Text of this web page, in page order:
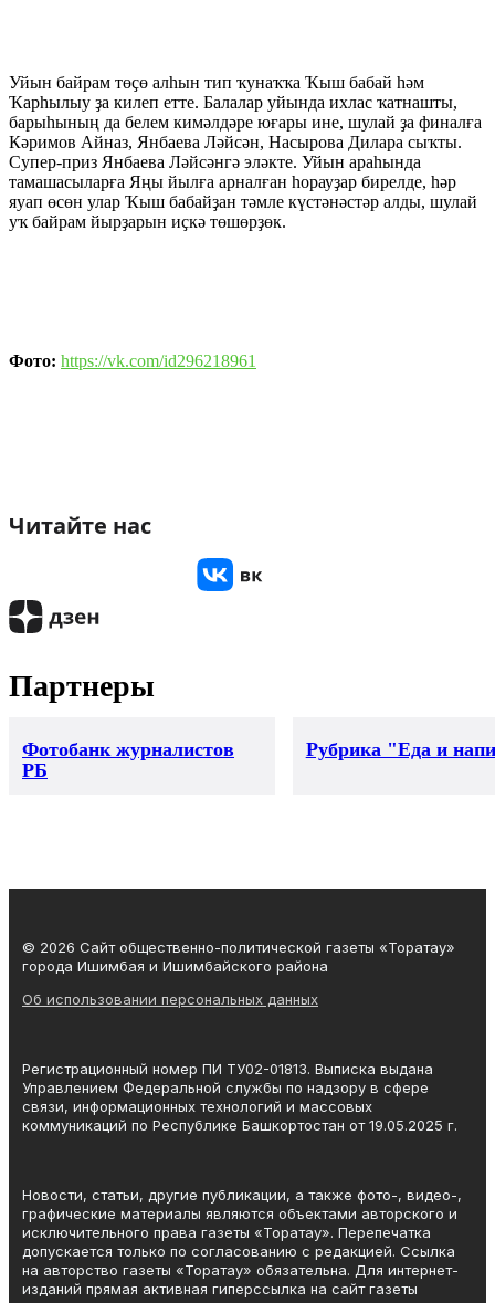
Уйын байрам төҫө алһын тип ҡунаҡҡа Ҡыш бабай һәм
Ҡарһылыу ҙа килеп етте. Балалар уйында ихлас ҡатнашты,
барыһының да белем кимәлдәре юғары ине, шулай ҙа финалға
Кәримов Айназ, Янбаева Ләйсән, Насырова Дилара сыҡты.
Супер-приз Янбаева Ләйсәнгә эләкте. Уйын араһында
тамашасыларға Яңы йылға арналған һорауҙар бирелде, һәр
яуап өсөн улар Ҡыш бабайҙан тәмле күстәнәстәр алды, шулай
уҡ байрам йырҙарын иҫкә төшөрҙөк.
Фото: https://vk.com/id296218961
Читайте нас
Партнеры
Фотобанк журналистов
РБ
Рубрика "Еда и
© 2026 Сайт общественно-политической газеты «Торатау»
города Ишимбая и Ишимбайского района
Об использовании персональных данных
Регистрационный номер ПИ ТУ02-01813. Выписка выдана
Управлением Федеральной службы по надзору в сфере
связи, информационных технологий и массовых
коммуникаций по Республике Башкортостан от 19.05.2025 г.
Новости, статьи, другие публикации, а также фото-, видео-,
графические материалы являются объектами авторского и
исключительного права газеты «Торатау». Перепечатка
допускается только по согласованию с редакцией. Ссылка
на авторство газеты «Торатау» обязательна. Для интернет-
изданий прямая активная гиперссылка на сайт газеты